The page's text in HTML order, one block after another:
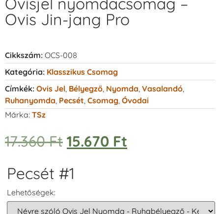
Ovis Jin-jang Pro
Cikkszám: OCS-008
Kategória: Klasszikus Csomag
Címkék: Ovis Jel Bélyegző Nyomda Vasalandó
Ruhanyomda Pecsét Csomag Óvodai
Márka: TSz
17.360Ft 15.670 Ft
Pecsét #1
Lehetőségek: